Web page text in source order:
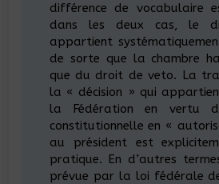
différence de vocabulaire
dans les deux cas, le
appartient
de sorte que la chambre
que du droit de veto. La
la « décision » qui
la Fédération en vertu
constitutionnelle en «
au président est
pratique. En d’autres
prévue par la loi fédérale